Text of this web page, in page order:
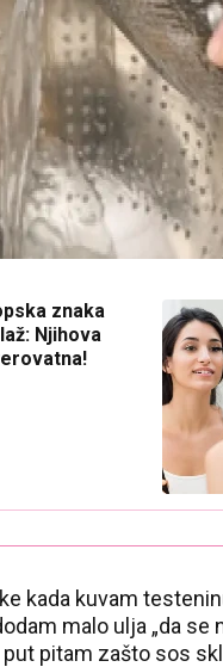
znaka
Njihova
kada kuvam
malo ulja „da
pitam zašto sos